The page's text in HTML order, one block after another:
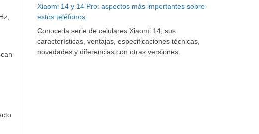
Xiaomi 14 y 14 Pro: aspectos más importantes sobre
estos teléfonos
Conoce la serie de celulares Xiaomi 14; sus
características, ventajas, especificaciones técnicas,
novedades y diferencias con otras versiones.